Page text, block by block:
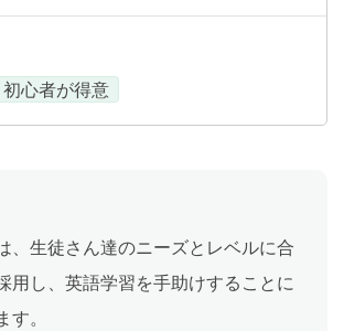
初心者が得意
、生徒さん達のニーズとレベルに合
用し、英語学習を手助けすることに
。